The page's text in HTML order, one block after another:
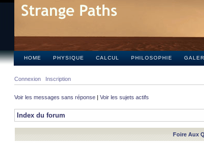
HOME PHYSIQUE CALCUL PHILOSOPHIE
Connexion Inscription
Voir les messages sans réponse | Voir les sujets actifs
Index du forum
Foire Aux